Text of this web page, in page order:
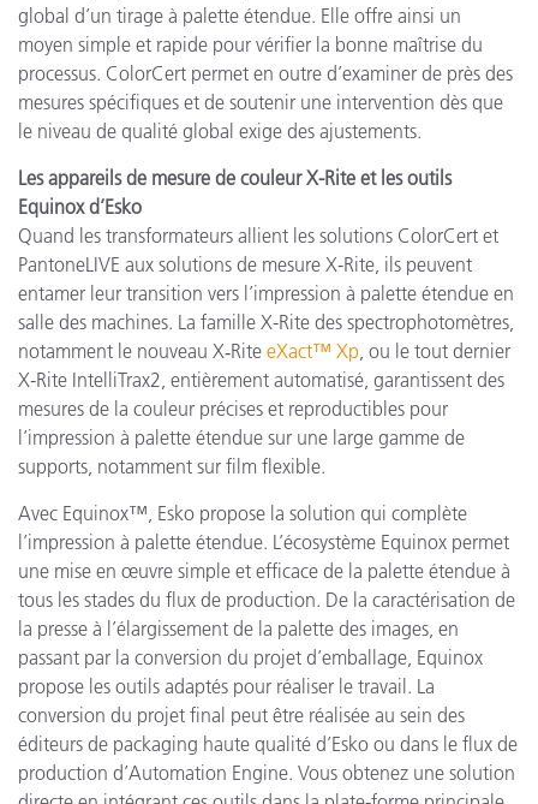
global d’un tirage à palette étendue. Elle offre ainsi un
moyen simple et rapide pour vérifier la bonne maîtrise du
processus. ColorCert permet en outre d’examiner de près des
mesures spécifiques et de soutenir une intervention dès que
le niveau de qualité global exige des ajustements.
Les appareils de mesure de couleur X-Rite et les outils
Equinox d’Esko
Quand les transformateurs allient les solutions ColorCert et
PantoneLIVE aux solutions de mesure X-Rite, ils peuvent
entamer leur transition vers l’impression à palette étendue en
salle des machines. La famille X-Rite des spectrophotomètres,
notamment le nouveau X‑Rite eXact™ Xp , ou le tout dernier
X-Rite IntelliTrax2, entièrement automatisé, garantissent des
mesures de la couleur précises et reproductibles pour
l’impression à palette étendue sur une large gamme de
supports, notamment sur film flexible.
Avec Equinox™, Esko propose la solution qui complète
l’impression à palette étendue. L’écosystème Equinox permet
une mise en œuvre simple et efficace de la palette étendue à
tous les stades du flux de production. De la caractérisation de
la presse à l’élargissement de la palette des images, en
passant par la conversion du projet d’emballage, Equinox
propose les outils adaptés pour réaliser le travail. La
conversion du projet final peut être réalisée au sein des
éditeurs de packaging haute qualité d’Esko ou dans le flux de
production d’Automation Engine. Vous obtenez une solution